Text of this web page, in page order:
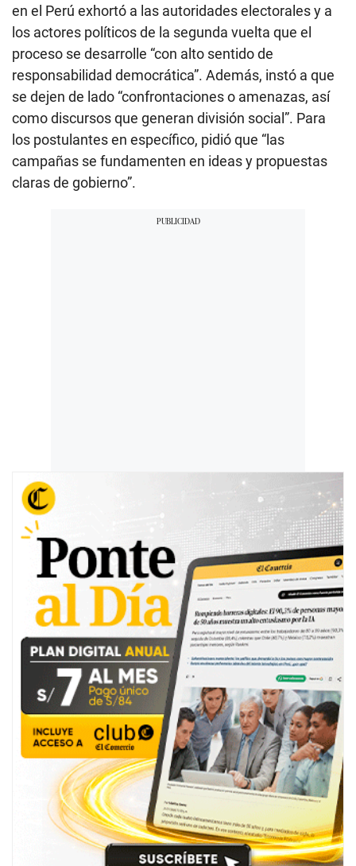
en el Perú exhortó a las autoridades electorales y a
los actores políticos de la segunda vuelta que el
proceso se desarrolle “con alto sentido de
responsabilidad democrática”. Además, instó a que
se dejen de lado “confrontaciones o amenazas, así
como discursos que generan división social”. Para
los postulantes en específico, pidió que “las
campañas se fundamenten en ideas y propuestas
claras de gobierno”.